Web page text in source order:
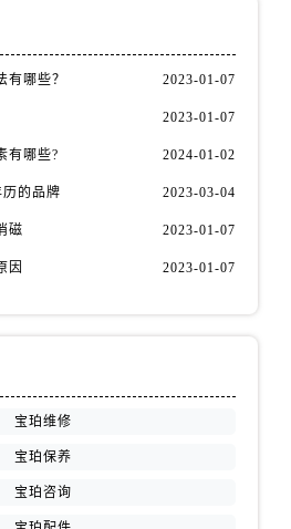
江苏省常州市新北区龙锦路1590号现代传媒中心5号楼10层1008室宝珀售后服务中心（需提前预约）
江苏省徐州市鼓楼区淮海东路29号苏宁广场IFC国际金融中心35层3508室宝珀售后服务中心（需提前预约）
江苏省扬州市邗江区国展路29号星耀天地写字楼1号楼18层1803室宝珀售后服务中心（需提前预约）
有哪些？ 2023-01-07
2023-01-07
有哪些? 2024-01-02
的品牌 2023-03-04
磁 2023-01-07
因 2023-01-07
宝珀维修
宝珀保养
宝珀咨询